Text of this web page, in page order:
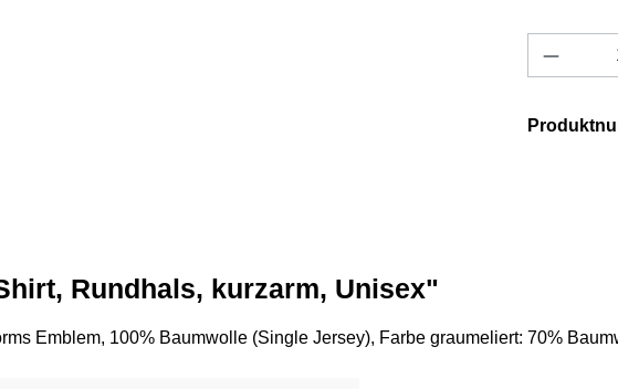
Rundhals, kurzarm, Unisex"
Emblem, 100% Baumwolle (Single Jersey), Farbe graumeliert: 70%